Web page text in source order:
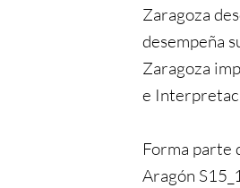
Zaragoza
desempeña
Zaragoza
e
Forma parte
Aragón